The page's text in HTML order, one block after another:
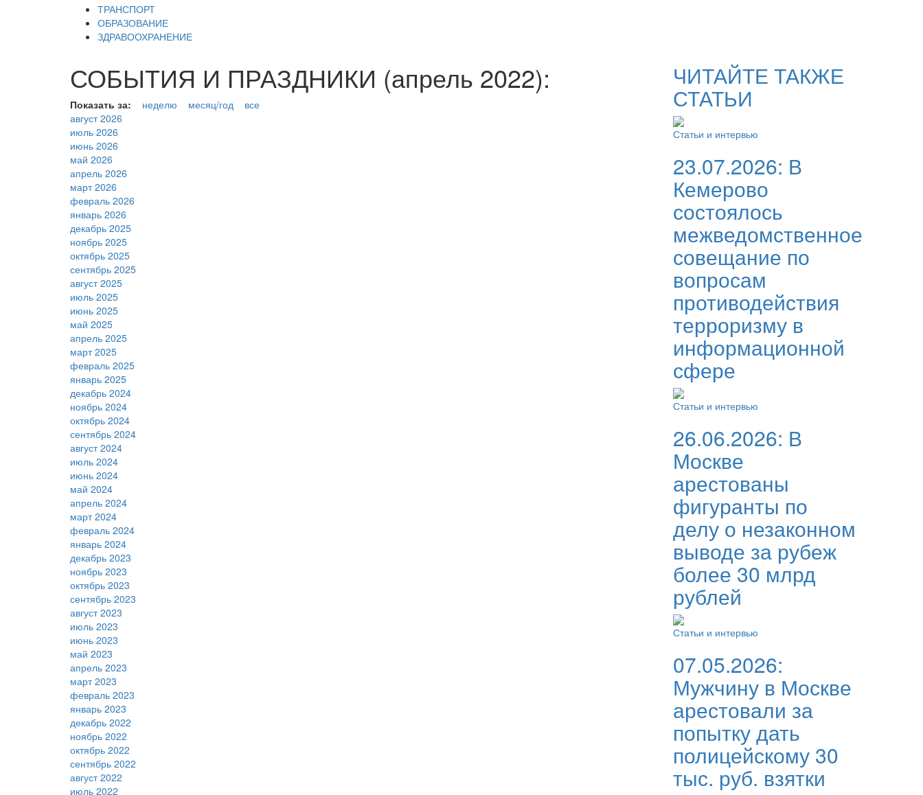
ТРАНСПОРТ
ОБРАЗОВАНИЕ
ЗДРАВООХРАНЕНИЕ
СОБЫТИЯ И ПРАЗДНИКИ (апрель 2022):
Показать за: неделю месяц/год
все
август 2026
июль 2026
июнь 2026
май 2026
апрель 2026
март 2026
февраль 2026
январь 2026
декабрь 2025
ноябрь 2025
октябрь 2025
сентябрь 2025
август 2025
июль 2025
июнь 2025
май 2025
апрель 2025
март 2025
февраль 2025
январь 2025
декабрь 2024
ноябрь 2024
октябрь 2024
сентябрь 2024
август 2024
июль 2024
июнь 2024
май 2024
апрель 2024
март 2024
февраль 2024
январь 2024
декабрь 2023
ноябрь 2023
октябрь 2023
сентябрь 2023
август 2023
июль 2023
июнь 2023
май 2023
апрель 2023
март 2023
февраль 2023
январь 2023
декабрь 2022
ноябрь 2022
октябрь 2022
сентябрь 2022
август 2022
июль 2022
ЧИТАЙТЕ ТАКЖЕ
СТАТЬИ
Статьи и интервью
23.07.2026: В
Кемерово
состоялось
межведомственное
совещание по
вопросам
противодействия
терроризму в
информационной
сфере
Статьи и интервью
26.06.2026: В
Москве
арестованы
фигуранты по
делу о незаконном
выводе за рубеж
более 30 млрд
рублей
Статьи и интервью
07.05.2026:
Мужчину в Москве
арестовали за
попытку дать
полицейскому 30
тыс. руб. взятки